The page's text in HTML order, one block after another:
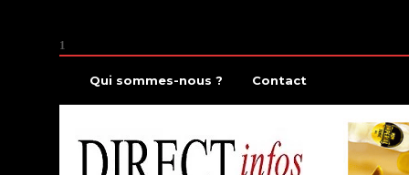
1
Qui sommes-nous ? Contact